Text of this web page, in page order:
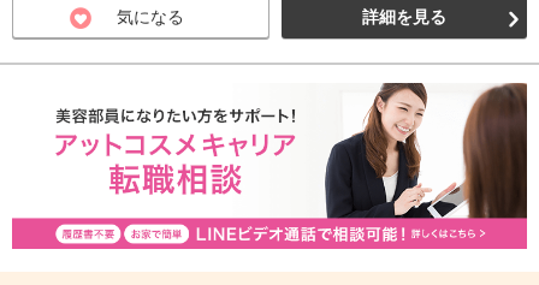
気になる 詳細を見る